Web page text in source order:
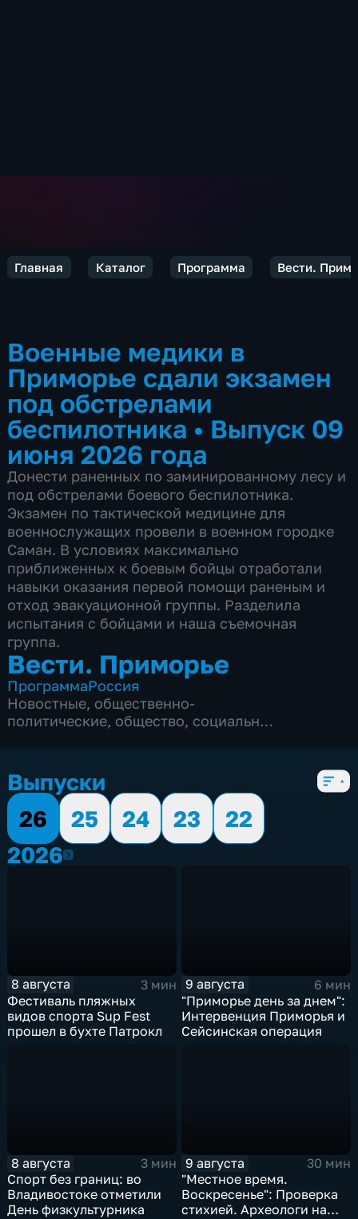
Главная Каталог Программа Вести.
Военные медики в
Приморье сдали экзамен
под обстрелами
беспилотника • Выпуск 09
июня 2026 года
Донести раненных по заминированному лесу и
под обстрелами боевого беспилотника.
Экзамен по тактической медицине для
военнослужащих провели в военном городке
Саман. В условиях максимально
приближенных к боевым бойцы отработали
навыки оказания первой помощи раненым и
отход эвакуационной группы. Разделила
испытания с бойцами и наша съемочная
группа.
Вести. Приморье
ПрограммаРоссия
Новостные, общественно-
политические, общество, социально-
Выпуски
26
25 24 23
22
20262026
8 августа
3 мин
Фестиваль пляжных
видов спорта Sup Fest
прошел в бухте Патрокл
9 августа
6 мин
"Приморье день за днем":
Интервенция Приморья и
Сейсинская операция
8 августа
3 мин
Спорт без границ: во
Владивостоке отметили
День физкультурника
9 августа
30 мин
"Местное время.
Воскресенье": Проверка
стихией. Археологи на